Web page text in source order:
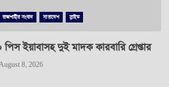
রাজশাহীর সংবাদ সারাদেশ স্লাইড
ইয়াবাসহ দুই মাদক কারবারি গ্রেপ্তার
8, 2026